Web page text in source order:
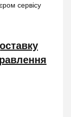
сервісу